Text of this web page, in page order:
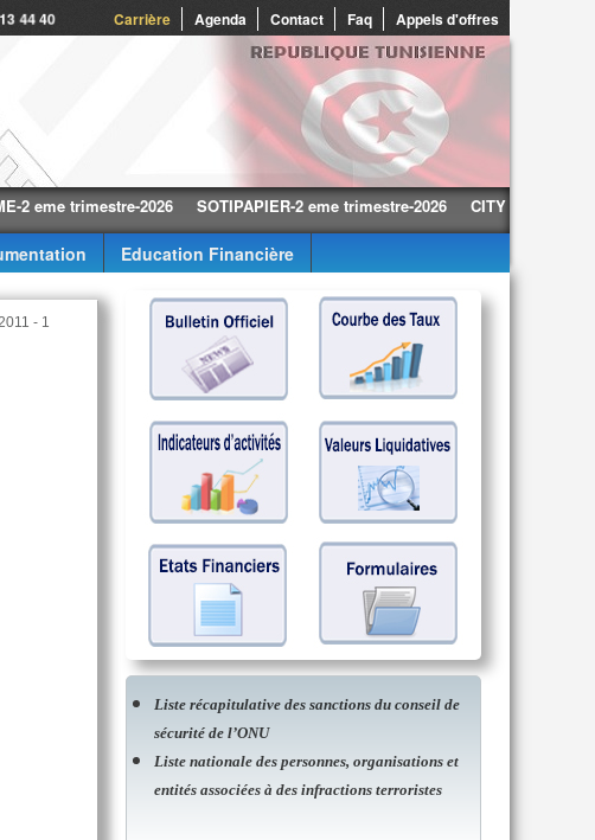
Carrière Agenda Contact Faq Appels d'offres
44 40
trimestre-2026 SOTIPAPIER-2 eme trimestre-2026 CITY CARS-2 eme
Education Financière
- 1
Liste récapitulative des sanctions du conseil de
sécurité de l’ONU
Liste nationale des personnes, organisations et
entités associées à des infractions terroristes